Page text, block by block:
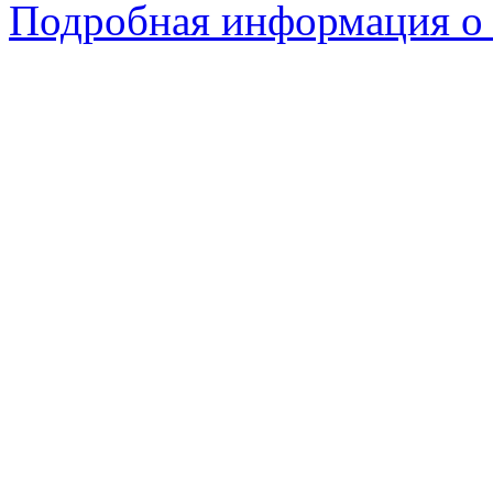
Подробная информация о